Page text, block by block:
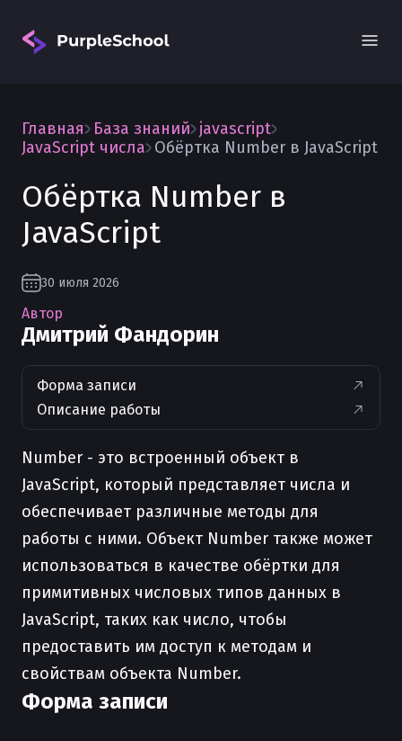
Главная База знаний javascript
JavaScript числа Обёртка Number в JavaScript
Обёртка Number в
JavaScript
30 июля 2026
Автор
Дмитрий Фандорин
Форма записи
Описание работы
Number - это встроенный объект в
JavaScript, который представляет числа и
обеспечивает различные методы для
работы с ними. Объект Number также может
использоваться в качестве обёртки для
примитивных числовых типов данных в
JavaScript, таких как число, чтобы
предоставить им доступ к методам и
свойствам объекта Number.
Форма записи